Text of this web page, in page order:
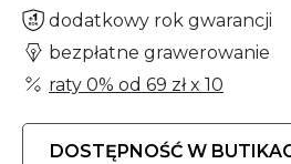
dodatkowy rok gwarancji
bezpłatne grawerowanie
raty 0% od 69 złx 10
DOSTĘPNOŚĆ W